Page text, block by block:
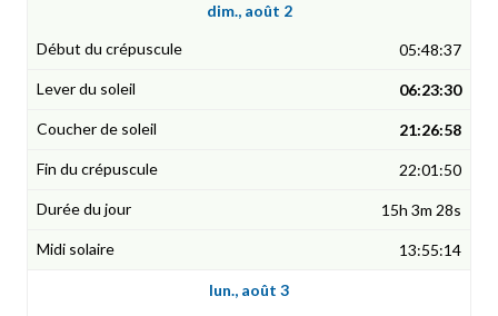
dim., août 2
05:48:37
06:23:30
21:26:58
22:01:50
15h 3m 28s
13:55:14
lun., août 3